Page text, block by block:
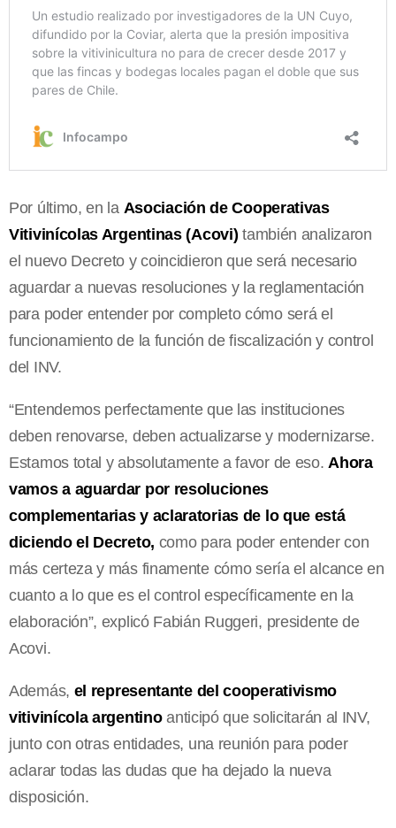
Por último, en la Asociación de Cooperativas
Vitivinícolas Argentinas (Acovi) también analizaron
el nuevo Decreto y coincidieron que será necesario
aguardar a nuevas resoluciones y la reglamentación
para poder entender por completo cómo será el
funcionamiento de la función de fiscalización y control
del INV.
“Entendemos perfectamente que las instituciones
deben renovarse, deben actualizarse y modernizarse.
Estamos total y absolutamente a favor de eso. Ahora
vamos a aguardar por resoluciones
complementarias y aclaratorias de lo que está
diciendo el Decreto, como para poder entender con
más certeza y más finamente cómo sería el alcance en
cuanto a lo que es el control específicamente en la
elaboración”, explicó Fabián Ruggeri, presidente de
Acovi.
Además, el representante del cooperativismo
vitivinícola argentinoanticipó que solicitarán al INV,
junto con otras entidades, una reunión para poder
aclarar todas las dudas que ha dejado la nueva
disposición.